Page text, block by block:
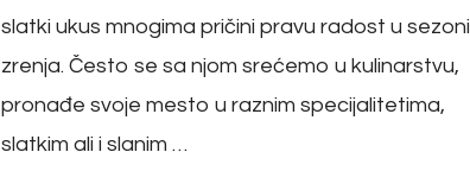
slatki ukus mnogima pričini pravu radost u sezoni
zrenja. Često se sa njom srećemo u kulinarstvu,
pronađe svoje mesto u raznim specijalitetima,
slatkim ali i slanim …